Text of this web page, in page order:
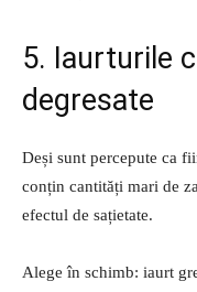
5. Iaurturile
degresate
Deși sunt percepute ca
conțin cantități mari de
efectul de sațietate.
Alege în schimb: iaurt